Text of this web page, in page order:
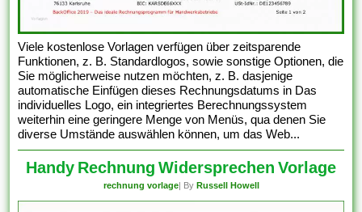
Viele kostenlose Vorlagen verfügen über zeitsparende
Funktionen, z. B. Standardlogos, sowie sonstige Optionen, die
Sie möglicherweise nutzen möchten, z. B. dasjenige
automatische Einfügen dieses Rechnungsdatums in Das
individuelles Logo, ein integriertes Berechnungssystem
weiterhin eine geringere Menge von Menüs, qua denen Sie
diverse Umstände auswählen können, um das Web...
Handy Rechnung Widersprechen Vorlage
rechnung vorlage| By Russell Howell